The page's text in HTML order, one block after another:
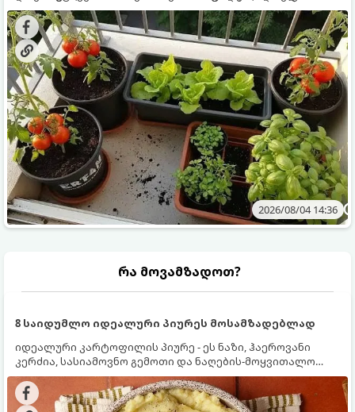
ყოველდღიურად ახალ, არომატულ მწვანილსა და
ბოსტნეულს მოკრეფთ.
კულტურები ეგუებიან ქოთნის პირობებს ყველაზე კარგად
და როგორ მოუაროთ მათ სწორად.
2026/08/04 14:36
რა მოვამზადოთ?
8 საიდუმლო იდეალური პიურეს მოსამზადებლად
იდეალური კარტოფილის პიურე - ეს ნაზი, ჰაეროვანი
კერძია, სასიამოვნო გემოთი და ნაღების-მოყვითალო
ფერით. მისი მომზადება ძალიან მარტივია, მაგრამ
არსებობს რამდენიმე საიდუმლო, რომლებიც უნდა
იცოდეთ, რომ პიურე იდეალურად გემრიელი გამოვიდეს.